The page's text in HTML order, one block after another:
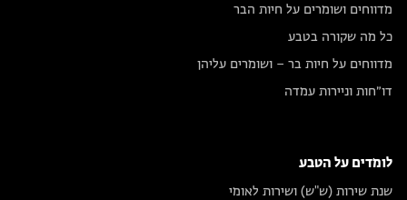
מדווחים ושומרים על חיות הבר
כל מה שקורה בטבע
מדווחים על חיות בר – ושומרים עליהן
דו״חות וניירות עמדה
לומדים על הטבע
שנת שירות (ש"ש) ושירות לאומי